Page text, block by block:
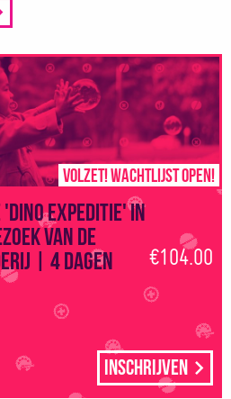
Volzet! Wachtlijst open!
Expeditie' in
van de
| 4 dagen
€104.00
Inschrijven